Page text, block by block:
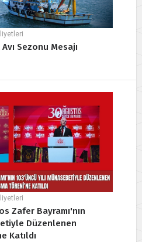
Sezonu Mesajı
Zafer Bayramı'nın
Düzenlenen
Katıldı